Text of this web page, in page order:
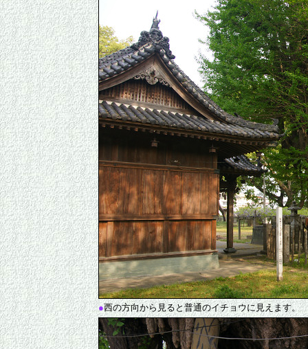
●西の方向から見ると普通のイチョウに見えます。